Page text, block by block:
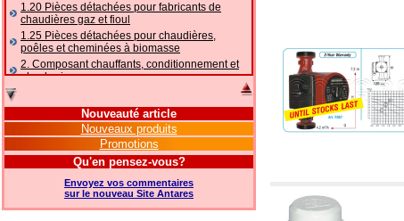
1.20 Pièces détachées pour fabricants de
chaudières gaz et fioul
1.25 Pièces détachées pour chaudières,
poêles et cheminées à biomasse
2. Composant chauffants, conditionnement et
plomberie
accessoires et complémentaires
2.05 POMPES À CHALEUR : vannes et
accessoires
2.10 Thermorégulation des systèmes
2.15 Conditionnement: vannes et composants
accessoires et complémentaires
2.16 Gaz: composants de tuyauterie,
accessoires et complémentaires
Nouveauté article
Nouveaux produits
Promotions
Qu'en pensez-vous?
Envoyez vos commentaires
sur le nouveau Site Antares